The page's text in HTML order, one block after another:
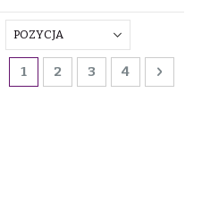
Strona
Aktualnie czytasz stronę
1 Strona
2 Strona
3 Strona
4 Dalej